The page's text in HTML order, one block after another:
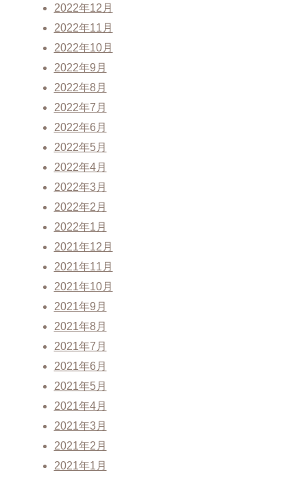
2022年12月
2022年11月
2022年10月
2022年9月
2022年8月
2022年7月
2022年6月
2022年5月
2022年4月
2022年3月
2022年2月
2022年1月
2021年12月
2021年11月
2021年10月
2021年9月
2021年8月
2021年7月
2021年6月
2021年5月
2021年4月
2021年3月
2021年2月
2021年1月